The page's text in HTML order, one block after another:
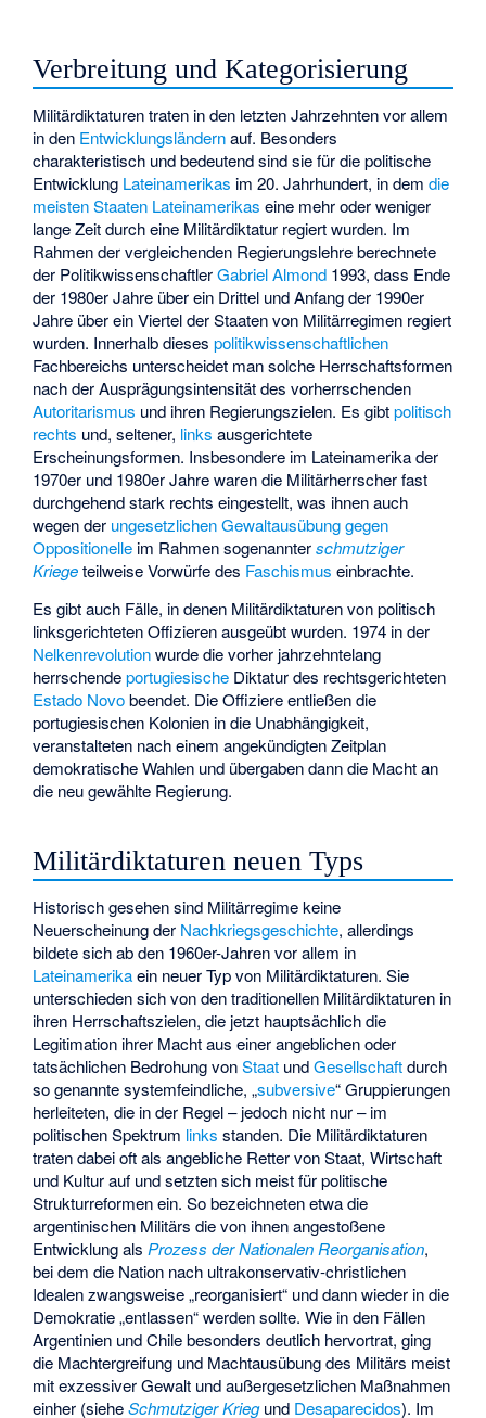
Verbreitung und Kategorisierung
Militärdiktaturen traten in den letzten Jahrzehnten vor allem
in den Entwicklungsländernauf. Besonders
charakteristisch und bedeutend sind sie für die politische
Entwicklung Lateinamerikas im 20. Jahrhundert, in demdie
meisten Staaten Lateinamerikas eine mehr oder weniger
lange Zeit durch eine Militärdiktatur regiert wurden. Im
Rahmen dervergleichenden Regierungslehreberechnete
der PolitikwissenschaftlerGabriel Almond 1993, dass Ende
der 1980er Jahre über ein Drittel und Anfang der 1990er
Jahre über ein Viertel der Staaten von Militärregimen regiert
wurden. Innerhalb diesespolitikwissenschaftlichen
Fachbereichs unterscheidet man solche Herrschaftsformen
nach der Ausprägungsintensität des vorherrschenden
Autoritarismus und ihren Regierungszielen. Es gibtpolitisch
rechts und, seltener, links ausgerichtete
Erscheinungsformen. Insbesondere im Lateinamerika der
1970er und 1980er Jahre waren die Militärherrscher fast
durchgehend stark rechts eingestellt, was ihnen auch
wegen der ungesetzlichen Gewaltausübung gegen
Oppositionelle im Rahmen sogenannterschmutziger
Kriegeteilweise Vorwürfe des Faschismus einbrachte.
Es gibt auch Fälle, in denen Militärdiktaturen von politisch
linksgerichteten Offizieren ausgeübt wurden. 1974 in der
Nelkenrevolutionwurde die vorher jahrzehntelang
herrschendeportugiesische Diktatur des rechtsgerichteten
Estado Novobeendet. Die Offiziere entließen die
portugiesischen Kolonien in die Unabhängigkeit,
veranstalteten nach einem angekündigten Zeitplan
demokratische Wahlen und übergaben dann die Macht an
die neu gewählte Regierung.
Militärdiktaturen neuen Typs
Historisch gesehen sind Militärregime keine
Neuerscheinung der Nachkriegsgeschichte, allerdings
bildete sich ab den 1960er-Jahren vor allem in
Lateinamerikaein neuer Typ von Militärdiktaturen. Sie
unterschieden sich von den traditionellen Militärdiktaturen in
ihren Herrschaftszielen, die jetzt hauptsächlich die
Legitimation ihrer Macht aus einer angeblichen oder
tatsächlichen Bedrohung vonStaat undGesellschaftdurch
so genannte systemfeindliche, „subversive“ Gruppierungen
herleiteten, die in der Regel – jedoch nicht nur – im
politischen Spektrum links standen. Die Militärdiktaturen
traten dabei oft als angebliche Retter von Staat, Wirtschaft
und Kultur auf und setzten sich meist für politische
Strukturreformen ein. So bezeichneten etwa die
argentinischen Militärs die von ihnen angestoßene
Entwicklung alsProzess der Nationalen Reorganisation,
bei dem die Nation nach ultrakonservativ-christlichen
Idealen zwangsweise „reorganisiert“ und dann wieder in die
Demokratie „entlassen“ werden sollte. Wie in den Fällen
Argentinien und Chile besonders deutlich hervortrat, ging
die Machtergreifung und Machtausübung des Militärs meist
mit exzessiver Gewalt und außergesetzlichen Maßnahmen
einher (sieheSchmutziger Kriegund Desaparecidos). Im